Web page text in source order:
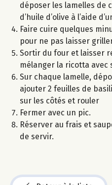
déposer les lamelles de
d’huile d’olive à l’aide
Faire cuire quelques
pour ne pas laisser
Sortir du four et laisser
mélanger la ricotta avec
Sur chaque lamelle,
ajouter 2 feuilles de
sur les côtés et rouler
Fermer avec un pic.
Réserver au frais et
de servir.